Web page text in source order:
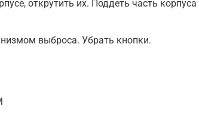
открутить их. Поддеть часть корпуса
выброса. Убрать кнопки.